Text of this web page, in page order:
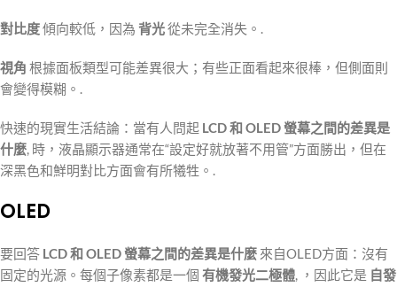
對比度傾向較低，因為 背光從未完全消失。.
視角 根據面板類型可能差異很大；有些正面看起來很棒，但側面則
會變得模糊。.
快速的現實生活結論：當有人問起 LCD 和 OLED 螢幕之間的差異是
什麼, 時，液晶顯示器通常在“設定好就放著不用管”方面勝出，但在
深黑色和鮮明對比方面會有所犧牲。.
OLED
要回答 LCD 和 OLED 螢幕之間的差異是什麼 來自OLED方面：沒有
固定的光源。每個子像素都是一個 有機發光二極體, ，因此它是 自發